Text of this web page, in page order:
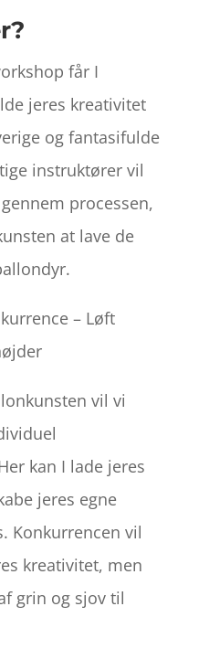
får I
jeres kreativitet
og fantasifulde
instruktører vil
processen,
at lave de
– Løft
vil vi
kan I lade jeres
jeres egne
Konkurrencen vil
kreativitet, men
grin og sjov til